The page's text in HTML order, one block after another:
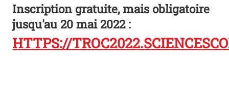
Inscription gratuite, mais obligatoire
jusqu'au 20 mai 2022 :
HTTPS://